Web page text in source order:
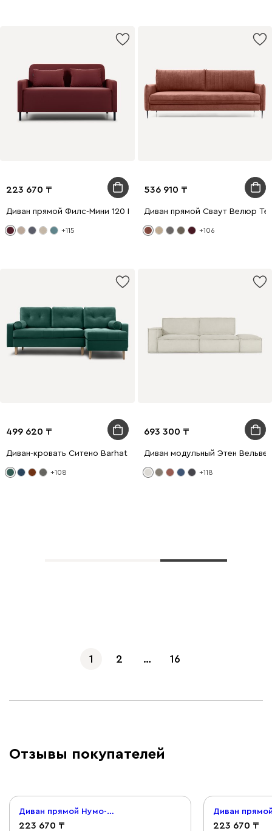
223 670
Диван прямой Филс-Мини 120 Велюр Бордовый
+115
536 910
Диван прямой Сваут Велюр
+106
499 620
Диван-кровать Ситено Barhat Emerald
+108
693 300
Диван модульный Этен
+118
1 2 … 16
Отзывы покупателей
Диван прямой Нумо-Мини 120 Рогожка Серый
223 670 223 670